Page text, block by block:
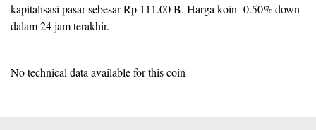
kapitalisasi pasar sebesar Rp 111.00 B. Harga koin -0.50% down
dalam 24 jam terakhir.
No technical data available for this coin